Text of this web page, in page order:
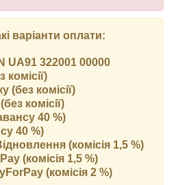
варіанти оплати:
322001 00000
комісії)
(без комісії)
комісії)
40 %)
40 %)
(комісія 1,5 %)
(комісія 1,5 %)
(комісія 2 %)